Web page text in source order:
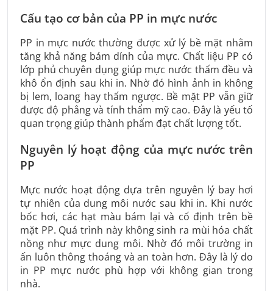
Cấu tạo cơ bản của PP in mực nước
PP in mực nước thường được xử lý bề mặt nhằm
tăng khả năng bám dính của mực. Chất liệu PP có
lớp phủ chuyên dụng giúp mực nước thấm đều và
khô ổn định sau khi in. Nhờ đó hình ảnh in không
bị lem, loang hay thấm ngược. Bề mặt PP vẫn giữ
được độ phẳng và tính thẩm mỹ cao. Đây là yếu tố
quan trọng giúp thành phẩm đạt chất lượng tốt.
Nguyên lý hoạt động của mực nước trên
PP
Mực nước hoạt động dựa trên nguyên lý bay hơi
tự nhiên của dung môi nước sau khi in. Khi nước
bốc hơi, các hạt màu bám lại và cố định trên bề
mặt PP. Quá trình này không sinh ra mùi hóa chất
nồng như mực dung môi. Nhờ đó môi trường in
ấn luôn thông thoáng và an toàn hơn. Đây là lý do
in PP mực nước phù hợp với không gian trong
nhà.